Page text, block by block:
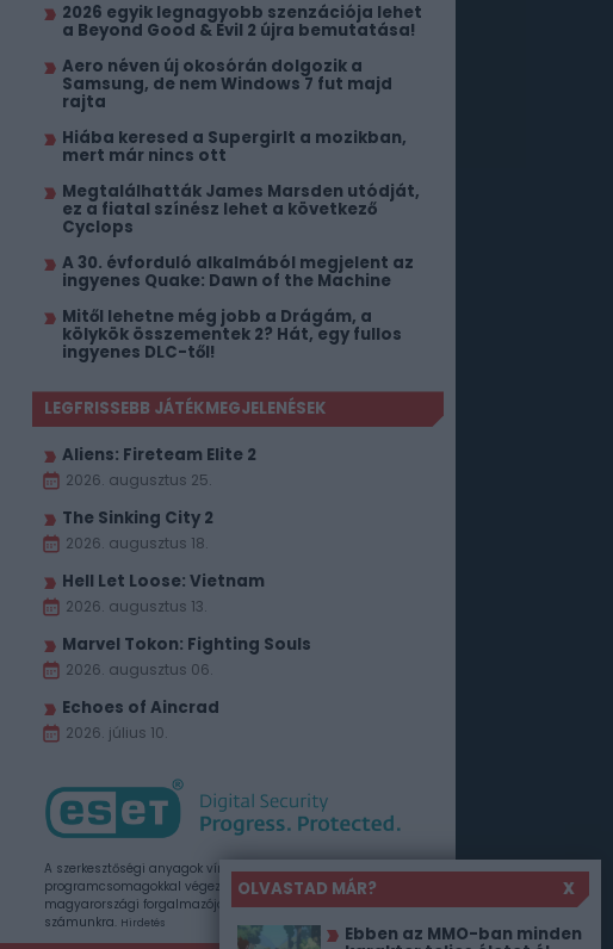
OLVASTAD MÁR?
X
Ebben az MMO-ban minden
2026 egyik legnagyobb szenzációja lehet
a Beyond Good & Evil 2 újra bemutatása!
Aero néven új okosórán dolgozik a
Samsung, de nem Windows 7 fut majd
rajta
Hiába keresed a Supergirlt a mozikban,
mert már nincs ott
Megtalálhatták James Marsden utódját,
ez a fiatal színész lehet a következő
Cyclops
A 30. évforduló alkalmából megjelent az
ingyenes Quake: Dawn of the Machine
Mitől lehetne még jobb a Drágám, a
kölykök összementek 2? Hát, egy fullos
ingyenes DLC-től!
LEGFRISSEBB JÁTÉKMEGJELENÉSEK
Aliens: Fireteam Elite 2
2026. augusztus 25.
The Sinking City 2
2026. augusztus 18.
Hell Let Loose: Vietnam
2026. augusztus 13.
Marvel Tokon: Fighting Souls
2026. augusztus 06.
Echoes of Aincrad
2026. július 10.
A szerkesztőségi anyagok vírusellenőrzését az ESET
programcsomagokkal végezzük, amelyet a szoftver
magyarországi forgalmazója, a Sicontact Kft. biztosít
számunkra. Hirdetés